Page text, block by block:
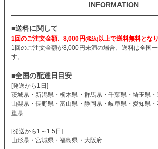
INFORMATION
■送料に関して
1回のご注文金額、8,000円(税込)以上で送料無料となり
1回のご注文金額が8,000円未満の場合、送料は全国
す。
■全国の配達日目安
[発送から1日]
茨城県・新潟県・栃木県・群馬県・千葉県・埼玉県・
山梨県・長野県・富山県・静岡県・岐阜県・愛知県
重県
[発送から1～1.5日]
山形県・宮城県・福島県・大阪府